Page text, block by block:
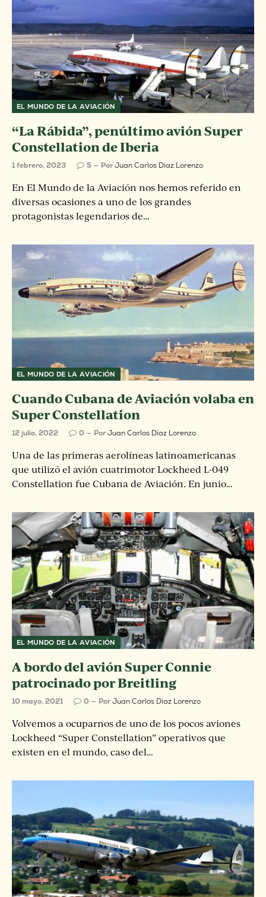
EL MUNDO DE LA AVIACIÓN
“La Rábida”, penúltimo avión Super
Constellation de Iberia
1 febrero, 2023 5 PorJuan Carlos Diaz Lorenzo
En El Mundo de la Aviación nos hemos referido en
diversas ocasiones a uno de los grandes
protagonistas legendarios de…
EL MUNDO DE LA AVIACIÓN
Cuando Cubana de Aviación volaba en
Super Constellation
12 julio, 2022 0 PorJuan Carlos Diaz Lorenzo
Una de las primeras aerolíneas latinoamericanas
que utilizó el avión cuatrimotor Lockheed L-049
Constellation fue Cubana de Aviación. En junio…
EL MUNDO DE LA AVIACIÓN
A bordo del avión Super Connie
patrocinado por Breitling
10 mayo, 2021 0 PorJuan Carlos Diaz Lorenzo
Volvemos a ocuparnos de uno de los pocos aviones
Lockheed “Super Constellation” operativos que
existen en el mundo, caso del…